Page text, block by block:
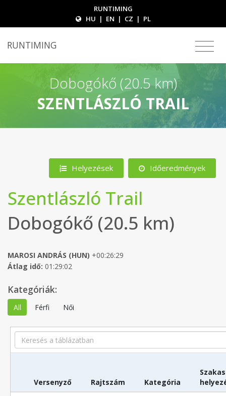
RUNTIMING
HU | EN | CZ | PL
RUNTIMING
Dobogókő (20.5 km)
SZENTLÁSZLÓ TRAIL
Helyezések Időeredmények
Szentlászló Trail
Dobogókő (20.5 km)
MAROSI ANDRÁS (HUN) +00:26:29
Átlag idő: 01:29:02
Kategóriák:
All Férfi Női
Search
Versenyző Rajtszám Kategória